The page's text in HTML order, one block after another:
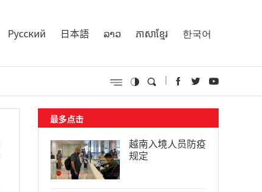
Русский 日本語 ລາວ ភាសាខ្មែរ 한국어
最多点击
越南入境人员防疫
规定